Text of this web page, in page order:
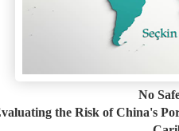
No
the Risk of China's